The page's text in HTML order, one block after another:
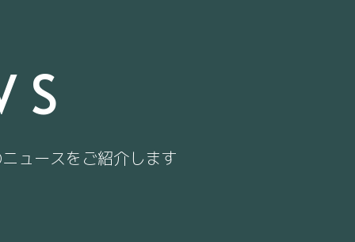
ュースをご紹介します